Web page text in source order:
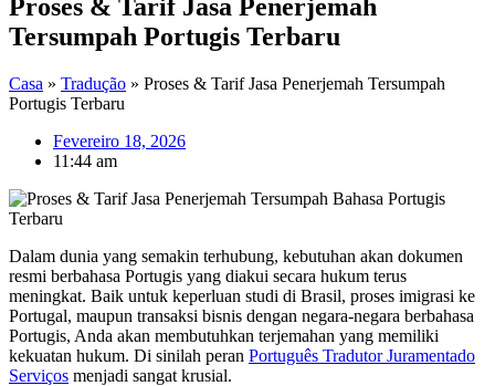
Proses & Tarif Jasa Penerjemah
Tersumpah Portugis Terbaru
Casa » Tradução » Proses & Tarif Jasa Penerjemah Tersumpah
Portugis Terbaru
Fevereiro 18, 2026
11:44 am
Dalam dunia yang semakin terhubung, kebutuhan akan dokumen
resmi berbahasa Portugis yang diakui secara hukum terus
meningkat. Baik untuk keperluan studi di Brasil, proses imigrasi ke
Portugal, maupun transaksi bisnis dengan negara-negara berbahasa
Portugis, Anda akan membutuhkan terjemahan yang memiliki
kekuatan hukum. Di sinilah peran Português Tradutor Juramentado
Serviços menjadi sangat krusial.